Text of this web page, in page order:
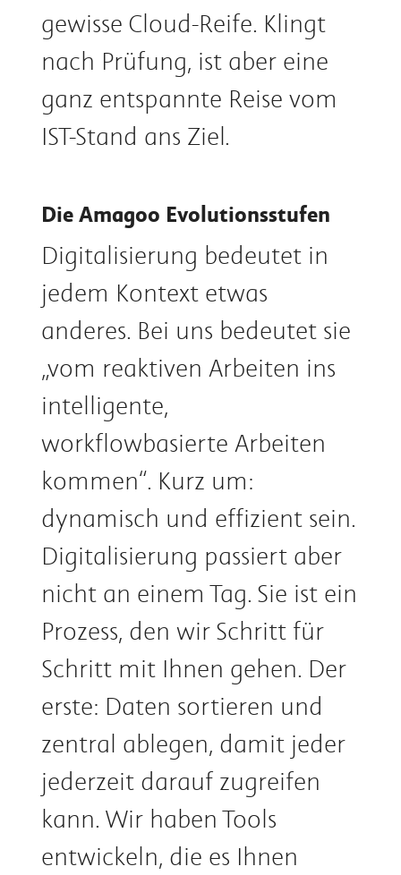
gewisse Cloud-Reife. Klingt
nach Prüfung, ist aber eine
ganz entspannte Reise vom
IST-Stand ans Ziel.
Die Amagoo Evolutionsstufen
Digitalisierung bedeutet in
jedem Kontext etwas
anderes. Bei uns bedeutet sie
„vom reaktiven Arbeiten ins
intelligente,
workflowbasierte Arbeiten
kommen“. Kurz um:
dynamisch und effizient sein.
Digitalisierung passiert aber
nicht an einem Tag. Sie ist ein
Prozess, den wir Schritt für
Schritt mit Ihnen gehen. Der
erste: Daten sortieren und
zentral ablegen, damit jeder
jederzeit darauf zugreifen
kann. Wir haben Tools
entwickeln, die es Ihnen